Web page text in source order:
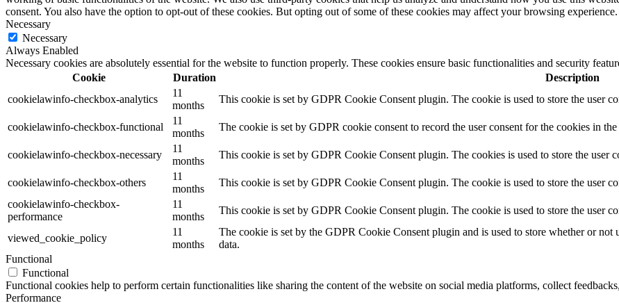
consent. You also have the option to opt-out of these cookies. But opting out of some of these cookies may affect your browsing experience.
Necessary
Necessary
Always Enabled
Necessary cookies are absolutely essential for the website to function properly. These cookies ensure basic functionalities and security
Cookie
Duration
Description
cookielawinfo-checkbox-analytics
11
months
This cookie is set by GDPR Cookie Consent plugin. The cookie is used to store the user
cookielawinfo-checkbox-functional
11
months
The cookie is set by GDPR cookie consent to record the user consent for the cookies in
cookielawinfo-checkbox-necessary
11
months
This cookie is set by GDPR Cookie Consent plugin. The cookies is used to store the user
cookielawinfo-checkbox-others
11
months
This cookie is set by GDPR Cookie Consent plugin. The cookie is used to store the user
cookielawinfo-checkbox-
performance
11
months
This cookie is set by GDPR Cookie Consent plugin. The cookie is used to store the user
viewed_cookie_policy
11
months
The cookie is set by the GDPR Cookie Consent plugin and is used to store whether or not
data.
Functional
Functional
Functional cookies help to perform certain functionalities like sharing the content of the website on social media platforms, collect
Performance